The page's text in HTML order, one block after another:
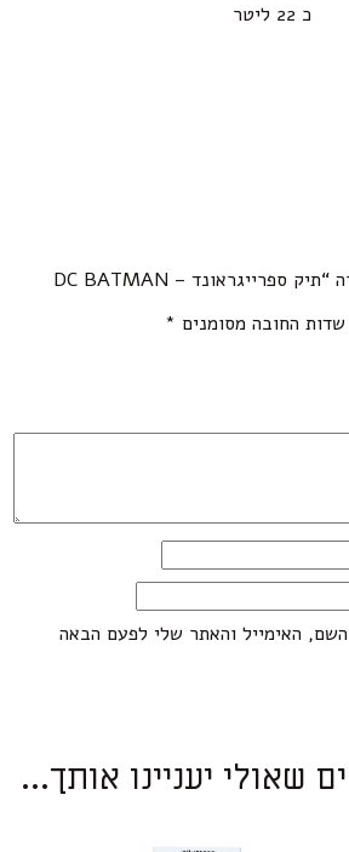
כ 22 ליטר
היה הראשון לכתוב סקירה “תיק ספרייגראונד – DC BATMAN
שדות החובה מסומנים *
האימייל והאתר שלי לפעם הבאה
שאולי יעניינו אותך...